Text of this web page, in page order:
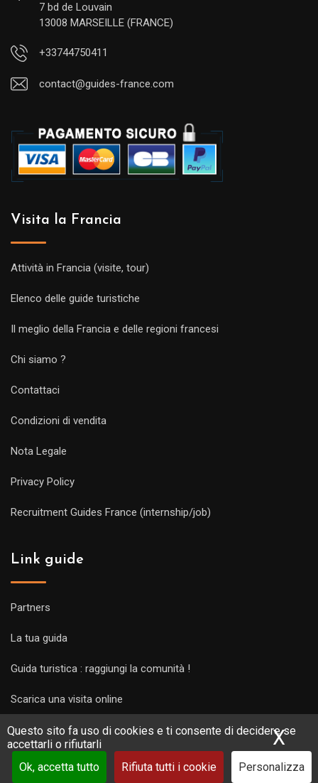
Questo sito fa uso di cookies e ti consente di decidere se
accettarli o rifiutarli
Ok, accetta tutto
Rifiuta tutti i cookie Personalizza
X
7 bd de Louvain
13008 MARSEILLE (FRANCE)
+33744750411
contact@guides-france.com
Visita la Francia
Attività in Francia (visite, tour)
Elenco delle guide turistiche
Il meglio della Francia e delle regioni francesi
Chi siamo ?
Contattaci
Condizioni di vendita
Nota Legale
Privacy Policy
Recruitment Guides France (internship/job)
Link guide
Partners
La tua guida
Guida turistica : raggiungi la comunità !
Scarica una visita online